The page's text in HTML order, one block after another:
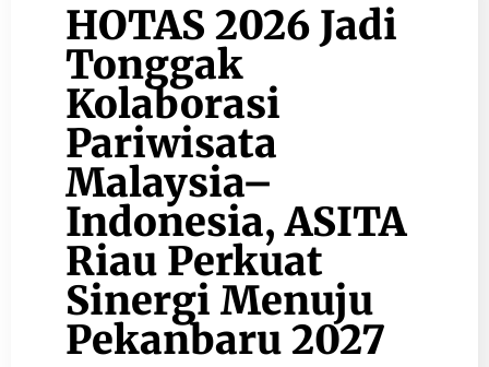
HOTAS 2026 Jadi
Tonggak
Kolaborasi
Pariwisata
Malaysia–
Indonesia, ASITA
Riau Perkuat
Sinergi Menuju
Pekanbaru 2027